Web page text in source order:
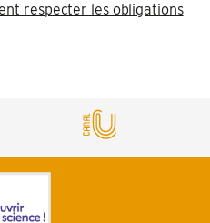
respecter les obligations